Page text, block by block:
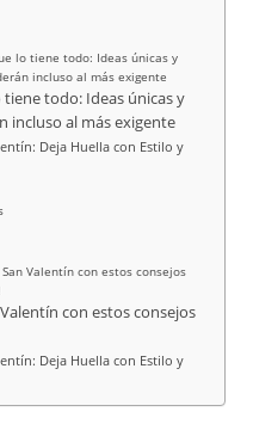
lo tiene todo: Ideas únicas y
incluso al más exigente
tiene todo: Ideas únicas y
incluso al más exigente
Deja Huella con Estilo y
Valentín con estos consejos
con estos consejos
Deja Huella con Estilo y